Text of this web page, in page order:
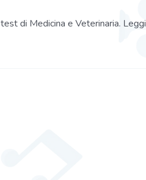
di Medicina e Veterinaria. Leggi